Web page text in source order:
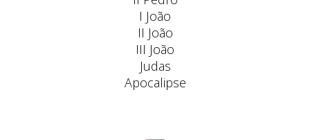
I João
II João
III João
Judas
Apocalipse